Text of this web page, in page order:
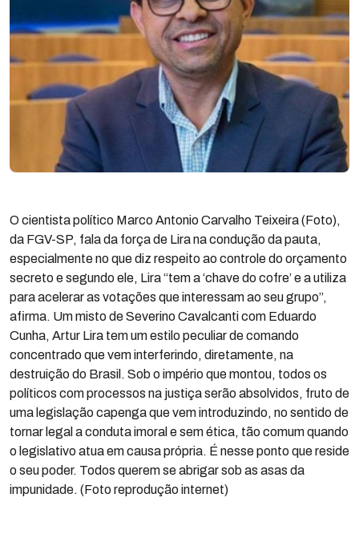
O cientista político Marco Antonio Carvalho Teixeira (Foto),
da FGV-SP, fala da força de Lira na condução da pauta,
especialmente no que diz respeito ao controle do orçamento
secreto e segundo ele, Lira “tem a ‘chave do cofre’ e a utiliza
para acelerar as votações que interessam ao seu grupo”,
afirma. Um misto de Severino Cavalcanti com Eduardo
Cunha, Artur Lira tem um estilo peculiar de comando
concentrado que vem interferindo, diretamente, na
destruição do Brasil. Sob o império que montou, todos os
políticos com processos na justiça serão absolvidos, fruto de
uma legislação capenga que vem introduzindo, no sentido de
tornar legal a conduta imoral e sem ética, tão comum quando
o legislativo atua em causa própria. É nesse ponto que reside
o seu poder. Todos querem se abrigar sob as asas da
impunidade. (Foto reprodução internet)